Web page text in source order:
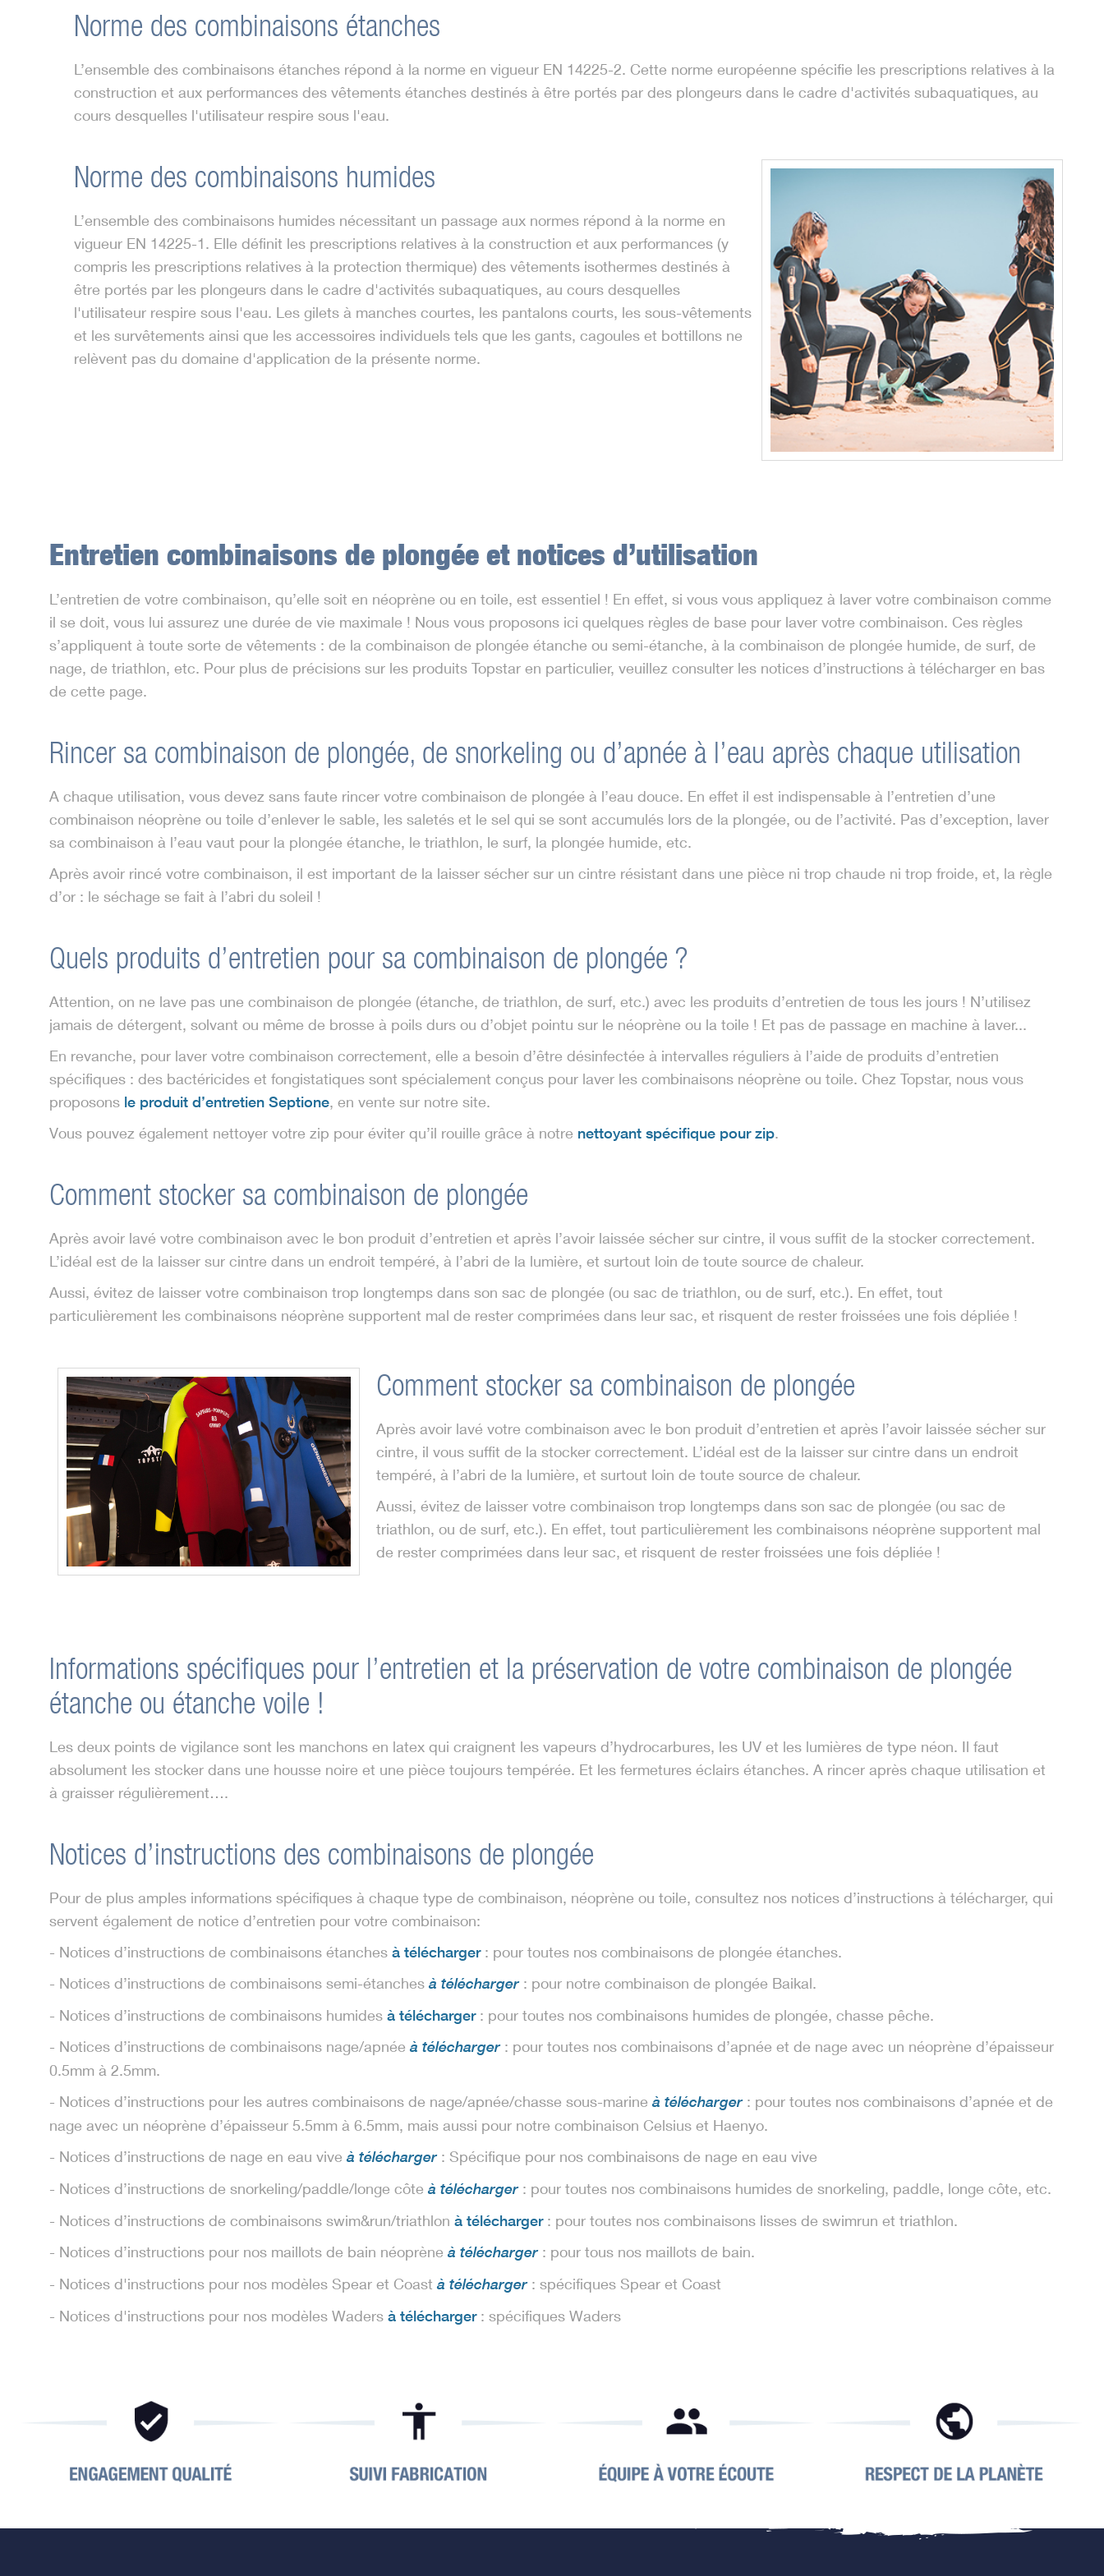
Norme des combinaisons étanches
L’ensemble des combinaisons étanches répond à la norme en vigueur EN 14225-2. Cette norme européenne spécifie les prescriptions relatives à la
construction et aux performances des vêtements étanches destinés à être portés par des plongeurs dans le cadre d'activités subaquatiques, au
cours desquelles l'utilisateur respire sous l'eau.
Norme des combinaisons humides
L’ensemble des combinaisons humides nécessitant un passage aux normes répond à la norme en
vigueur EN 14225-1. Elle définit les prescriptions relatives à la construction et aux performances (y
compris les prescriptions relatives à la protection thermique) des vêtements isothermes destinés à
être portés par les plongeurs dans le cadre d'activités subaquatiques, au cours desquelles
l'utilisateur respire sous l'eau. Les gilets à manches courtes, les pantalons courts, les sous-vêtements
et les survêtements ainsi que les accessoires individuels tels que les gants, cagoules et bottillons ne
relèvent pas du domaine d'application de la présente norme.
Entretien combinaisons de plongée et notices d’utilisation
L’entretien de votre combinaison, qu’elle soit en néoprène ou en toile, est essentiel ! En effet, si vous vous appliquez à laver votre combinaison comme
il se doit, vous lui assurez une durée de vie maximale ! Nous vous proposons ici quelques règles de base pour laver votre combinaison. Ces règles
s’appliquent à toute sorte de vêtements : de la combinaison de plongée étanche ou semi-étanche, à la combinaison de plongée humide, de surf, de
nage, de triathlon, etc. Pour plus de précisions sur les produits Topstar en particulier, veuillez consulter les notices d’instructions à télécharger en bas
de cette page.
Rincer sa combinaison de plongée, de snorkeling ou d’apnée à l’eau après chaque utilisation
A chaque utilisation, vous devez sans faute rincer votre combinaison de plongée à l’eau douce. En effet il est indispensable à l’entretien d’une
combinaison néoprène ou toile d’enlever le sable, les saletés et le sel qui se sont accumulés lors de la plongée, ou de l’activité. Pas d’exception, laver
sa combinaison à l’eau vaut pour la plongée étanche, le triathlon, le surf, la plongée humide, etc.
Après avoir rincé votre combinaison, il est important de la laisser sécher sur un cintre résistant dans une pièce ni trop chaude ni trop froide, et, la règle
d’or : le séchage se fait à l’abri du soleil !
Quels produits d’entretien pour sa combinaison de plongée ?
Attention, on ne lave pas une combinaison de plongée (étanche, de triathlon, de surf, etc.) avec les produits d’entretien de tous les jours ! N’utilisez
jamais de détergent, solvant ou même de brosse à poils durs ou d’objet pointu sur le néoprène ou la toile ! Et pas de passage en machine à laver...
En revanche, pour laver votre combinaison correctement, elle a besoin d’être désinfectée à intervalles réguliers à l’aide de produits d’entretien
spécifiques : des bactéricides et fongistatiques sont spécialement conçus pour laver les combinaisons néoprène ou toile. Chez Topstar, nous vous
proposons le produit d’entretien Septione, en vente sur notre site.
Vous pouvez également nettoyer votre zip pour éviter qu’il rouille grâce à notre nettoyant spécifique pour zip.
Comment stocker sa combinaison de plongée
Après avoir lavé votre combinaison avec le bon produit d’entretien et après l’avoir laissée sécher sur cintre, il vous suffit de la stocker correctement.
L’idéal est de la laisser sur cintre dans un endroit tempéré, à l’abri de la lumière, et surtout loin de toute source de chaleur.
Aussi, évitez de laisser votre combinaison trop longtemps dans son sac de plongée (ou sac de triathlon, ou de surf, etc.). En effet, tout
particulièrement les combinaisons néoprène supportent mal de rester comprimées dans leur sac, et risquent de rester froissées une fois dépliée !
Comment stocker sa combinaison de plongée
Après avoir lavé votre combinaison avec le bon produit d’entretien et après l’avoir laissée sécher sur
cintre, il vous suffit de la stocker correctement. L’idéal est de la laisser sur cintre dans un endroit
tempéré, à l’abri de la lumière, et surtout loin de toute source de chaleur.
Aussi, évitez de laisser votre combinaison trop longtemps dans son sac de plongée (ou sac de
triathlon, ou de surf, etc.). En effet, tout particulièrement les combinaisons néoprène supportent mal
de rester comprimées dans leur sac, et risquent de rester froissées une fois dépliée !
Informations spécifiques pour l’entretien et la préservation de votre combinaison de plongée
étanche ou étanche voile !
Les deux points de vigilance sont les manchons en latex qui craignent les vapeurs d’hydrocarbures, les UV et les lumières de type néon. Il faut
absolument les stocker dans une housse noire et une pièce toujours tempérée. Et les fermetures éclairs étanches. A rincer après chaque utilisation et
à graisser régulièrement….
Notices d’instructions des combinaisons de plongée
Pour de plus amples informations spécifiques à chaque type de combinaison, néoprène ou toile, consultez nos notices d’instructions à télécharger, qui
servent également de notice d’entretien pour votre combinaison:
- Notices d’instructions de combinaisons étanches à télécharger: pour toutes nos combinaisons de plongée étanches.
- Notices d’instructions de combinaisons semi-étanchesà télécharger: pour notre combinaison de plongée Baikal.
- Notices d’instructions de combinaisons humides à télécharger: pour toutes nos combinaisons humides de plongée, chasse pêche.
- Notices d’instructions de combinaisons nage/apnéeà télécharger: pour toutes nos combinaisons d’apnée et de nage avec un néoprène d’épaisseur
0.5mm à 2.5mm.
- Notices d’instructions pour les autres combinaisons de nage/apnée/chasse sous-marine à télécharger: pour toutes nos combinaisons d’apnée et de
nage avec un néoprène d’épaisseur 5.5mm à 6.5mm, mais aussi pour notre combinaison Celsius et Haenyo.
- Notices d’instructions de nage en eau vive à télécharger: Spécifique pour nos combinaisons de nage en eau vive
- Notices d’instructions de snorkeling/paddle/longe côteà télécharger: pour toutes nos combinaisons humides de snorkeling, paddle, longe côte, etc.
- Notices d’instructions de combinaisons swim&run/triathlon à télécharger: pour toutes nos combinaisons lisses de swimrun et triathlon.
- Notices d’instructions pour nos maillots de bain néoprèneà télécharger: pour tous nos maillots de bain.
- Notices d'instructions pour nos modèles Spear et Coastà télécharger: spécifiques Spear et Coast
- Notices d'instructions pour nos modèles Waders à télécharger: spécifiques Waders